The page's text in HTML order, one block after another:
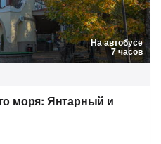
На автобусе
7 часов
моря: Янтарный и